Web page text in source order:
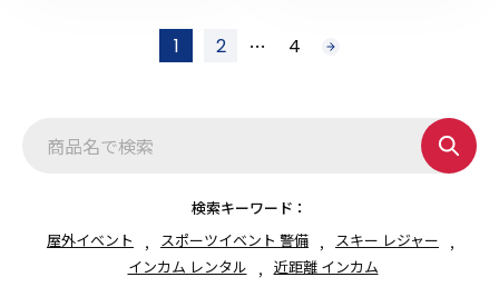
1 2 … 4 次
検索キーワード：
屋外イベント
スポーツイベント 警備
スキー レジャー
インカム レンタル
近距離 インカム